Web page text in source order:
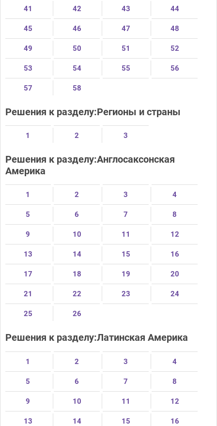
41 42 43 44
45 46 47 48
49 50 51 52
53 54 55 56
57 58
Решения к разделу:Регионы и страны
1 2 3
Решения к разделу:Англосаксонская
Америка
1 2 3 4
5 6 7 8
9 10 11 12
13 14 15 16
17 18 19 20
21 22 23 24
25 26
Решения к разделу:Латинская Америка
1 2 3 4
5 6 7 8
9 10 11 12
13 14 15 16